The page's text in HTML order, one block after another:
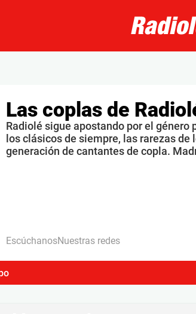
Las coplas de
Radiolé sigue apostando por el
los clásicos de siempre, las rarezas
generación de cantantes de copla.
EscúchanosNuestras redes